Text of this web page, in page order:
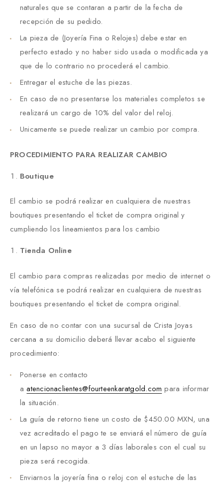
naturales que se contaran a partir de la fecha de
recepción de su pedido.
La pieza de (Joyería Fina o Relojes) debe estar en
perfecto estado y no haber sido usada o modificada ya
que de lo contrario no procederá el cambio.
Entregar el estuche de las piezas.
En caso de no presentarse los materiales completos se
realizará un cargo de 10% del valor del reloj.
Unicamente se puede realizar un cambio por compra.
PROCEDIMIENTO PARA REALIZAR CAMBIO
Boutique
El cambio se podrá realizar en cualquiera de nuestras
boutiques presentando el ticket de compra original y
cumpliendo los lineamientos para los cambio
Tienda Online
El cambio para compras realizadas por medio de internet o
vía telefónica se podrá realizar en cualquiera de nuestras
boutiques presentando el ticket de compra original.
En caso de no contar con una sucursal de Crista Joyas
cercana a su domicilio deberá llevar acabo el siguiente
procedimiento:
Ponerse en contacto
aatencionaclientes@fourteenkaratgold.com para informar
la situación.
La guía de retorno tiene un costo de $450.00 MXN, una
vez acreditado el pago te se enviará el número de guía
en un lapso no mayor a 3 días laborales con el cual su
pieza será recogida.
Enviarnos la joyería fina o reloj con el estuche de las